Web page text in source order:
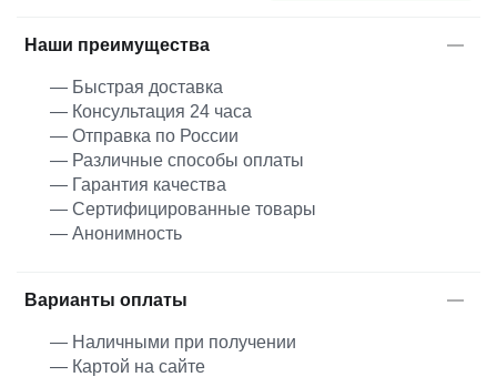
Наши преимущества
— Быстрая доставка
— Консультация 24 часа
— Отправка по России
— Различные способы оплаты
— Гарантия качества
— Сертифицированные товары
— Анонимность
Варианты оплаты
— Наличными при получении
— Картой на сайте